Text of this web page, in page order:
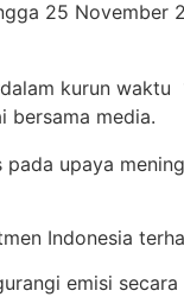
25 November
dalam kurun waktu
bersama media.
pada upaya
Indonesia
emisi secara